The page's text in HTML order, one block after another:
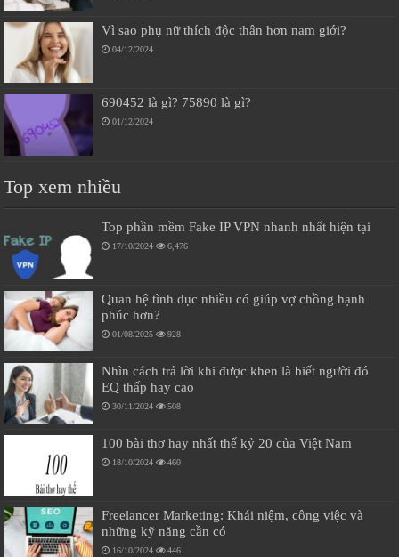
Vì sao phụ nữ thích độc thân hơn nam giới?
04/12/2024
690452 là gì? 75890 là gì?
01/12/2024
Top xem nhiều
Top phần mềm Fake IP VPN nhanh nhất hiện tại
17/10/2024 6,476
Quan hệ tình dục nhiều có giúp vợ chồng hạnh
phúc hơn?
01/08/2025 928
Nhìn cách trả lời khi được khen là biết người đó
EQ thấp hay cao
30/11/2024 508
100 bài thơ hay nhất thế kỷ 20 của Việt Nam
18/10/2024 460
Freelancer Marketing: Khái niệm, công việc và
những kỹ năng cần có
16/10/2024 446